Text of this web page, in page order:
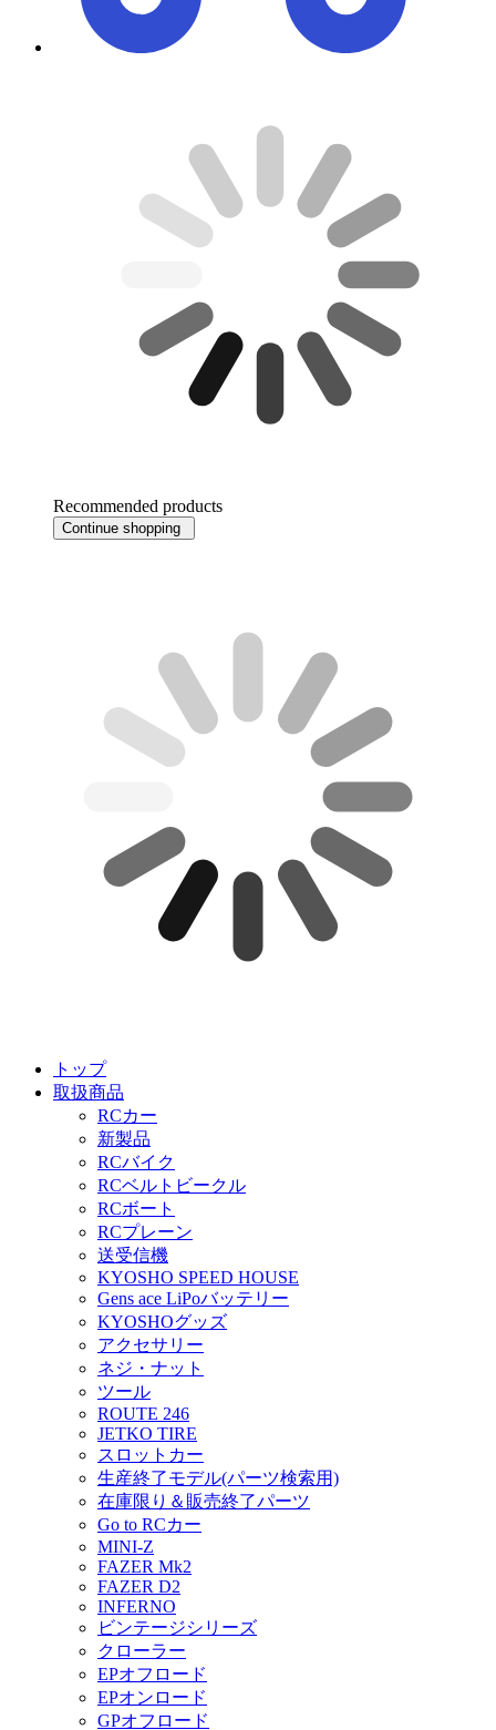
Recommended products
Continue shopping
トップ
取扱商品
RCカー
新製品
RCバイク
RCベルトビークル
RCボート
RCプレーン
送受信機
KYOSHO SPEED HOUSE
Gens ace LiPoバッテリー
KYOSHOグッズ
アクセサリー
ネジ・ナット
ツール
ROUTE 246
JETKO TIRE
スロットカー
生産終了モデル(パーツ検索用)
在庫限り＆販売終了パーツ
Go to RCカー
MINI-Z
FAZER Mk2
FAZER D2
INFERNO
ビンテージシリーズ
クローラー
EPオフロード
EPオンロード
GPオフロード